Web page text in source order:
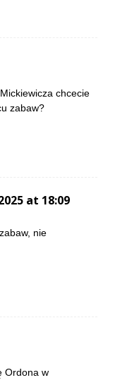
chcecie
zabaw?
at 18:09
nie
Ordona w